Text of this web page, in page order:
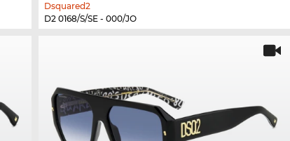
Dsquared2
D2 0168/S/SE - 000/JO